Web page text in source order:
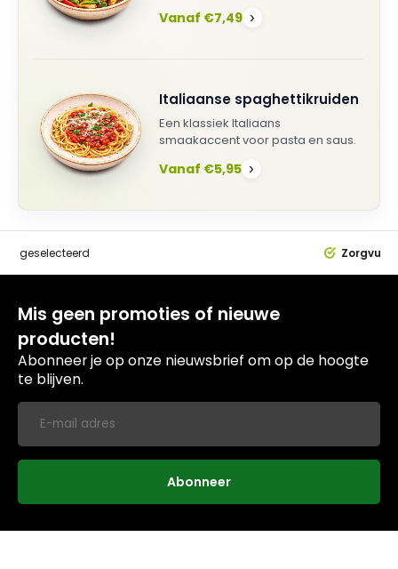
Vanaf €7,49 ›
Italiaanse spaghettikruiden
Een klassiek Italiaans
smaakaccent voor pasta en saus.
Vanaf €5,95 ›
geselecteerd
Mis geen promoties of nieuwe
producten!
Abonneer je op onze nieuwsbrief om op de hoogte
te blijven.
Abonneer